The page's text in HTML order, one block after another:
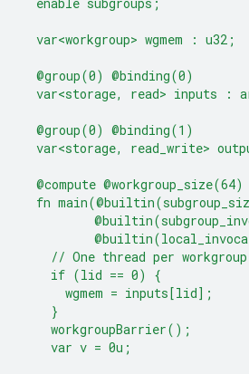
  var<workgroup> wgmem : u32;
  @group(0) @binding(0)
var<storage, read> inputs :
  @group(0) @binding(1)
var<storage, read_write>
  @compute @workgroup_size(64)
fn
// One thread per
    if (lid == 0) {
      wgmem = inputs[lid];
    }
    workgroupBarrier();
    var v = 0u;